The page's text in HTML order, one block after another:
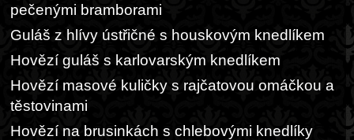
pečenými bramborami
Guláš z hlívy ústřičné s houskovým knedlíkem
Hovězí guláš s karlovarským knedlíkem
Hovězí masové kuličky s rajčatovou omáčkou a
těstovinami
Hovězí na brusinkách s chlebovými knedlíky